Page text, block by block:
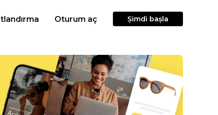
Oturum aç Şimdi başla